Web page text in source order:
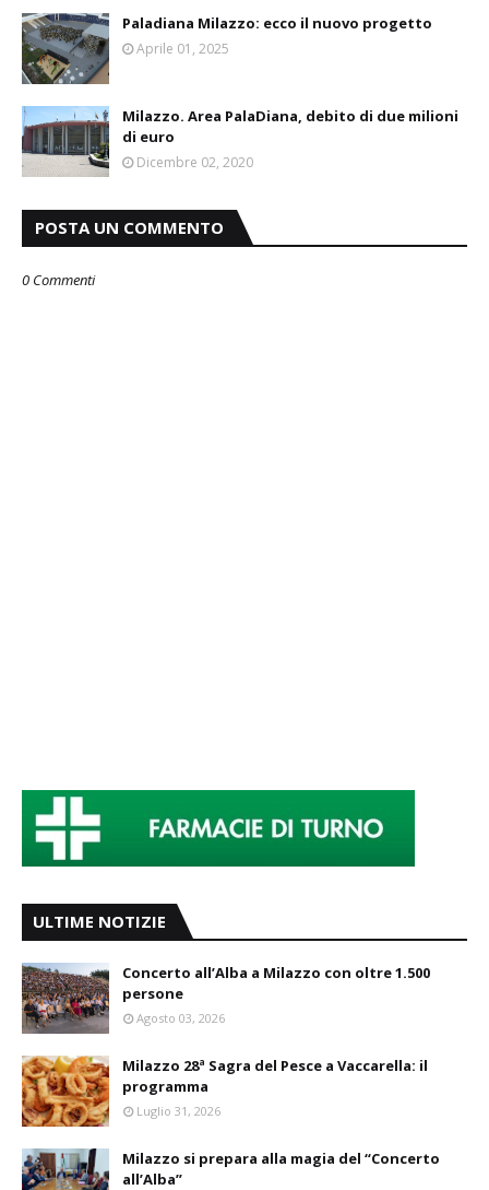
Paladiana Milazzo: ecco il nuovo progetto
Aprile 01, 2025
Milazzo. Area PalaDiana, debito di due milioni
di euro
Dicembre 02, 2020
POSTA UN COMMENTO
0 Commenti
ULTIME NOTIZIE
Concerto all’Alba a Milazzo con oltre 1.500
persone
Agosto 03, 2026
Milazzo 28ª Sagra del Pesce a Vaccarella: il
programma
Luglio 31, 2026
Milazzo si prepara alla magia del “Concerto
all’Alba”